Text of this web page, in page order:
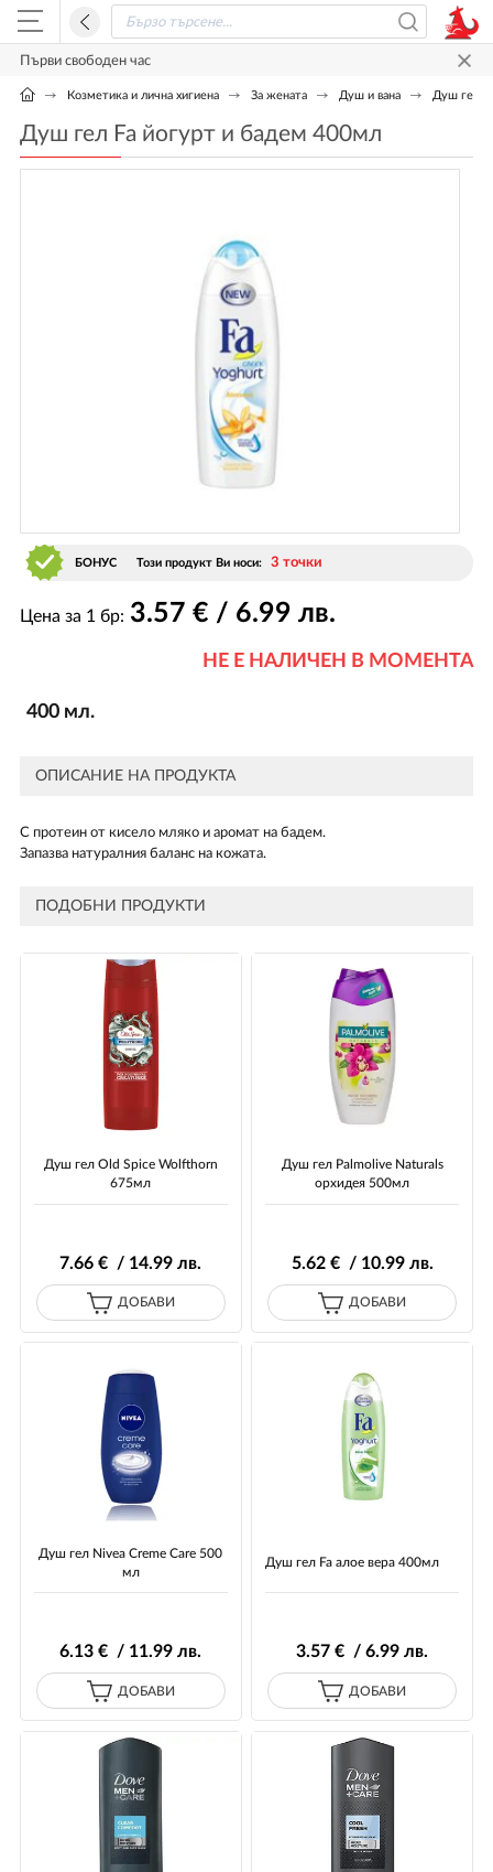
Първи свободен час
Козметика и лична хигиена За жената Душ и вана Душ гел
Душ гел Fa йогурт и бадем 400мл
БОНУС Този продукт Ви носи: 3 точки
Цена за 1 бр: 3.57 € / 6.99 лв.
НЕ Е НАЛИЧЕН В МОМЕНТА
400 мл.
ОПИСАНИЕ НА ПРОДУКТА
С протеин от кисело мляко и аромат на бадем.
Запазва натуралния баланс на кожата.
ПОДОБНИ ПРОДУКТИ
Душ гел Old Spice Wolfthorn
675мл
7.66 € / 14.99 лв.
ДОБАВИ
Душ гел Palmolive Naturals
орхидея 500мл
5.62€ / 10.99лв.
ДОБАВИ
Душ гел Nivea Creme Care 500
мл
6.13 € / 11.99 лв.
ДОБАВИ
Душ гел Fa алое вера 400мл
3.57 € / 6.99 лв.
ДОБАВИ